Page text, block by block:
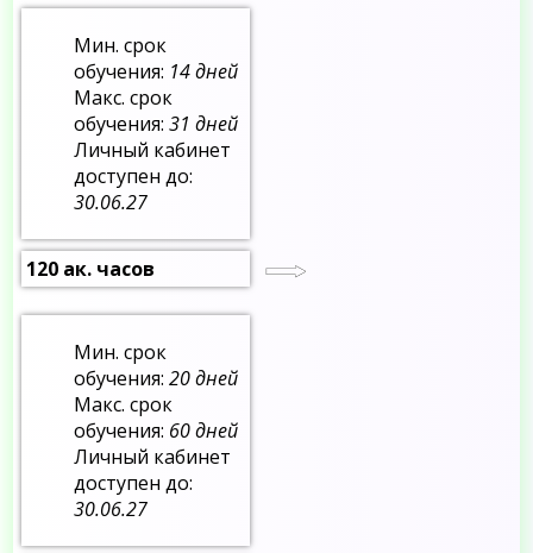
Мин. срок
обучения: 14 дней
Макс. срок
обучения:31 дней
Личный кабинет
доступен до:
30.06.27
120 ак. часов
Мин. срок
обучения:20 дней
Макс. срок
обучения: 60 дней
Личный кабинет
доступен до:
30.06.27